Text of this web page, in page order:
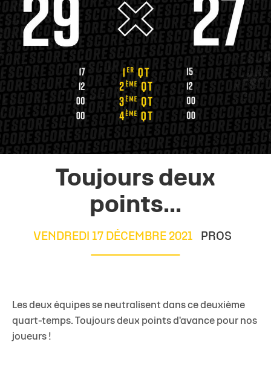
Toujours deux
points...
VENDREDI 17 DÉCEMBRE 2021 PROS
Les deux équipes se neutralisent dans ce deuxième
quart-temps. Toujours deux points d'avance pour nos
joueurs !